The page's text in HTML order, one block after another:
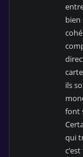
bien
ils
font
qui